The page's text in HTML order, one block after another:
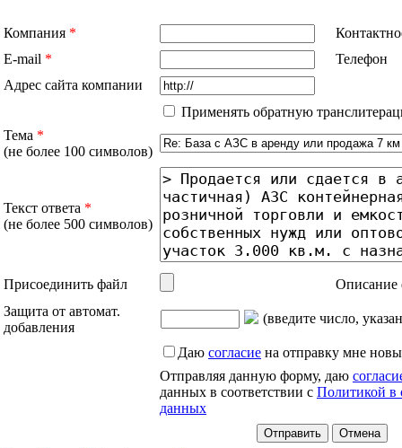
Компания *
E-mail *
Телефон
Адрес сайта компании
Применять обратную
Тема *
(не более 100 символов)
Текст ответа *
(не более 500 символов)
Присоединить файл
Описание
Защита от автомат.
добавления
(введите число,
Даю согласие на отправку мне
Отправляя данную форму, даю
данных в соответствии с Политикой в
данных